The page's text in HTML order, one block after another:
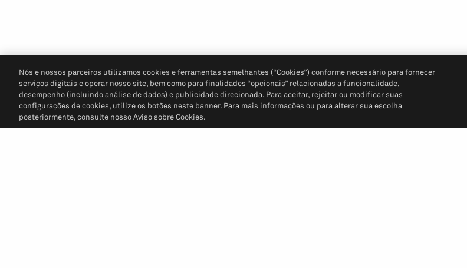
Nós e nossos parceiros utilizamos cookies e ferramentas semelhantes (“Cookies”) conforme necessário para fornecer
serviços digitais e operar nosso site, bem como para finalidades “opcionais” relacionadas a funcionalidade,
desempenho (incluindo análise de dados) e publicidade direcionada. Para aceitar, rejeitar ou modificar suas
configurações de cookies, utilize os botões neste banner. Para mais informações ou para alterar sua escolha
posteriormente, consulte nosso Aviso sobre Cookies.